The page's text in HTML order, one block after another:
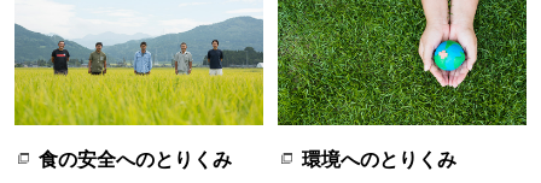
食の安全へのとりくみ
環境へのとりくみ